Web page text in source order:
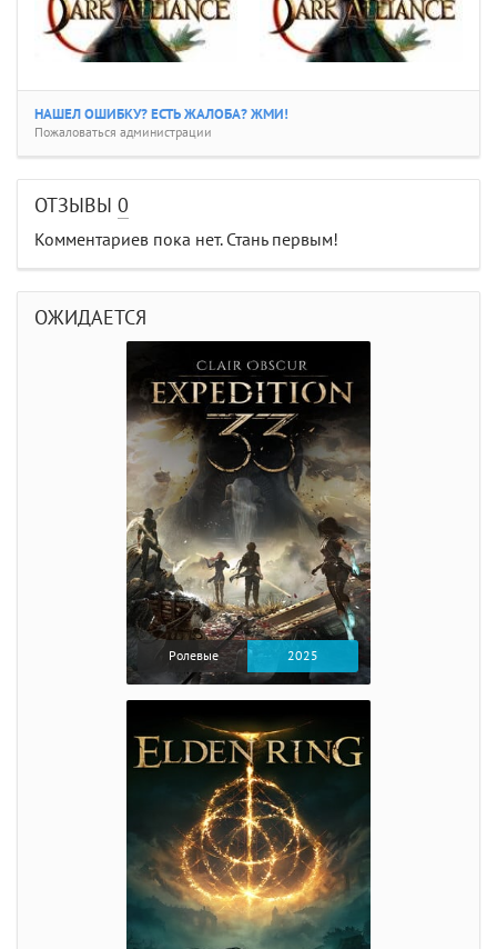
НАШЕЛ ОШИБКУ? ЕСТЬ ЖАЛОБА? ЖМИ!
Пожаловаться администрации
ОТЗЫВЫ 0
Комментариев пока нет. Стань первым!
ОЖИДАЕТСЯ
Ролевые 2025